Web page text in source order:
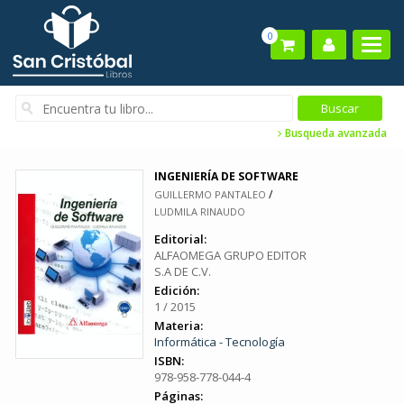
0
Busqueda avanzada
INGENIERÍA DE SOFTWARE
GUILLERMO PANTALEO /
LUDMILA RINAUDO
Editorial:
ALFAOMEGA GRUPO EDITOR
S.A DE C.V.
Edición:
1 / 2015
Materia:
Informática - Tecnología
ISBN:
978-958-778-044-4
Páginas: